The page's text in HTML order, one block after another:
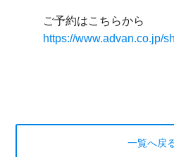
ご予約はこちらから
https://www.advan.co.jp/
一覧へ戻